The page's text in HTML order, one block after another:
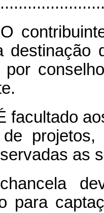
destinação
por
facultado
projetos,
as
para